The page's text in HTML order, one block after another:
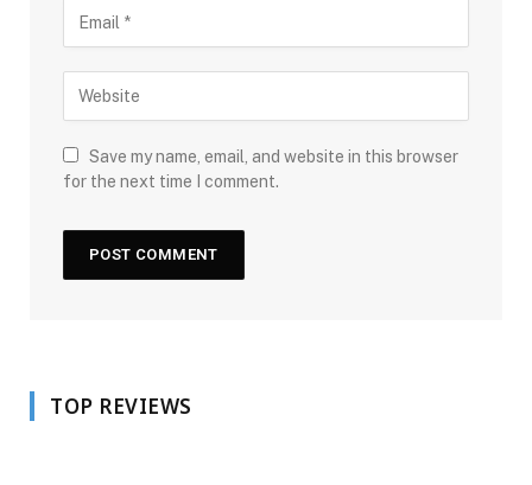
Save my name, email, and website in this browser
for the next time I comment.
TOP REVIEWS